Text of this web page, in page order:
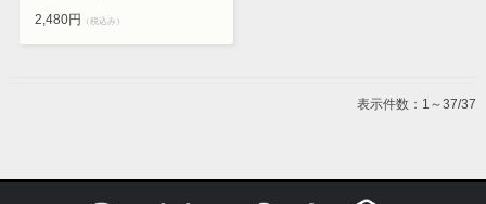
2,480円 （税込み）
表示件数：1～37/37